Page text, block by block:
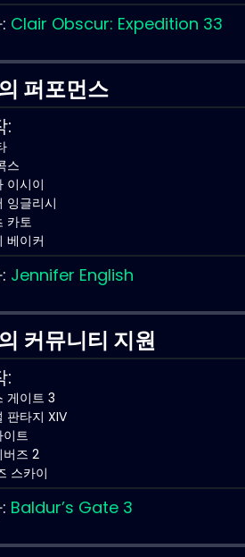
Clair Obscur: Expedition 33
퍼포먼스
:
스
이시이
잉글리시
카토
베이커
Jennifer English
커뮤니티 지원
:
게이트 3
판타지 XIV
이트
버즈 2
스카이
Baldur’s Gate 3